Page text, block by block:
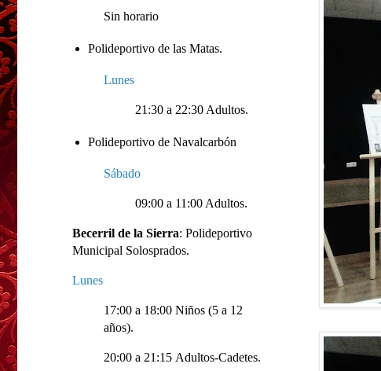
Sin horario
Polideportivo de las Matas.
Lunes
21:30 a 22:30 Adultos.
Polideportivo de Navalcarbón
Sábado
09:00 a 11:00 Adultos.
Becerril de la Sierra: Polideportivo
Municipal Solosprados.
Lunes
17:00 a 18:00 Niños (5 a 12
años).
20:00 a 21:15 Adultos-Cadetes.